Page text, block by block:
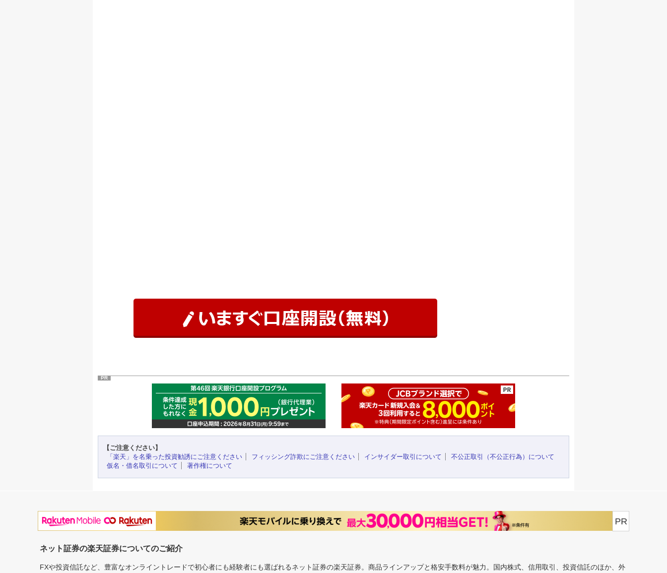
PR
【ご注意ください】
「楽天」を名乗った投資勧誘にご注意ください
フィッシング詐欺にご注意ください インサイダー取引について
不公正取引（不公正行為）について
仮名・借名取引について
著作権について
PR
ネット証券の楽天証券についてのご紹介
FXや投資信託など、豊富なオンライントレードで初心者にも経験者にも選ばれるネット証券の楽天証券。商品ラインアップと格安手数料が魅力。国内株式、信用取引、投資信託のほか、外